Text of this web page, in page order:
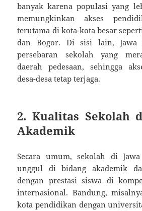
banyak karena populasi yang
memungkinkan akses
terutama di kota-kota besar
dan Bogor. Di sisi lain, Jawa
persebaran sekolah yang
daerah pedesaan, sehingga
desa-desa tetap terjaga.
2. Kualitas Sekolah
Akademik
Secara umum, sekolah di
unggul di bidang akademik
dengan prestasi siswa di
internasional. Bandung,
kota pendidikan dengan